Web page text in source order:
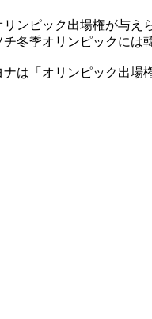
ンピック出場権が与
冬季オリンピックには
は「オリンピック出